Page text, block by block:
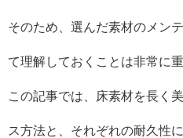
そのため、選んだ素材のメン
て理解しておくことは非常に重
この記事では、床素材を長く
ス方法と、それぞれの耐久性